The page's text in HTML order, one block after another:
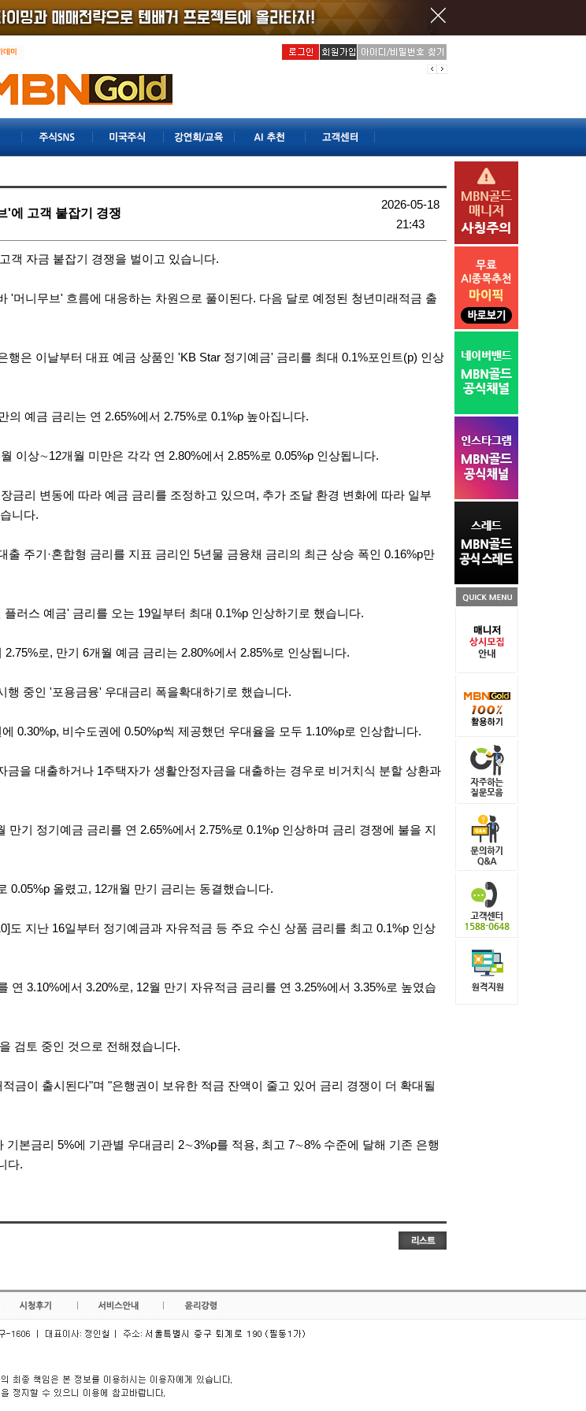
'에 고객 붙잡기 경쟁
2026-05-18
21:43
객 자금 붙잡기 경쟁을 벌이고 있습니다.
'머니무브' 흐름에 대응하는 차원으로 풀이된다. 다음 달로 예정된 청년미래적금 출
행은 이날부터 대표 예금 상품인 'KB Star 정기예금' 금리를 최대 0.1%포인트(p) 인상
예금 금리는 연 2.65%에서 2.75%로 0.1%p 높아집니다.
이상∼12개월 미만은 각각 연 2.80%에서 2.85%로 0.05%p 인상됩니다.
금리 변동에 따라 예금 금리를 조정하고 있으며, 추가 조달 환경 변화에 따라 일부
니다.
출 주기·혼합형 금리를 지표 금리인 5년물 금융채 금리의 최근 상승 폭인 0.16%p만
러스 예금' 금리를 오는 19일부터 최대 0.1%p 인상하기로 했습니다.
로, 만기 6개월 예금 금리는 2.80%에서 2.85%로 인상됩니다.
행 중인 '포용금융' 우대금리 폭을확대하기로 했습니다.
0.30%p, 비수도권에 0.50%p씩 제공했던 우대율을 모두 1.10%p로 인상합니다.
금을 대출하거나 1주택자가 생활안정자금을 대출하는 경우로 비거치식 분할 상환과
만기 정기예금 금리를 연 2.65%에서 2.75%로 0.1%p 인상하며 금리 경쟁에 불을 지
0.05%p 올렸고, 12개월 만기 금리는 동결했습니다.
도 지난 16일부터 정기예금과 자유적금 등 주요 수신 상품 금리를 최고 0.1%p 인상
연 3.10%에서 3.20%로, 12월 만기 자유적금 금리를 연 3.25%에서 3.35%로 높였습
검토 중인 것으로 전해졌습니다.
금이 출시된다"며 "은행권이 보유한 적금 잔액이 줄고 있어 금리 경쟁이 더 확대될
기본금리 5%에 기관별 우대금리 2∼3%p를 적용, 최고 7∼8% 수준에 달해 기존 은행
다.